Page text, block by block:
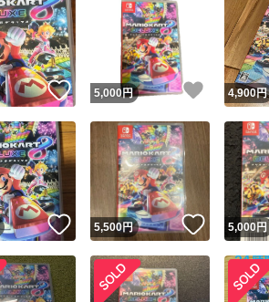
いいね！
5,000円 いいね！
4,900円
いいね！
5,500円 いいね！
5,000円